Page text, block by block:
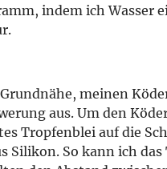
indem ich Wasser
meinen
aus. Um den
Tropfenblei auf die
Silikon. So kann ich